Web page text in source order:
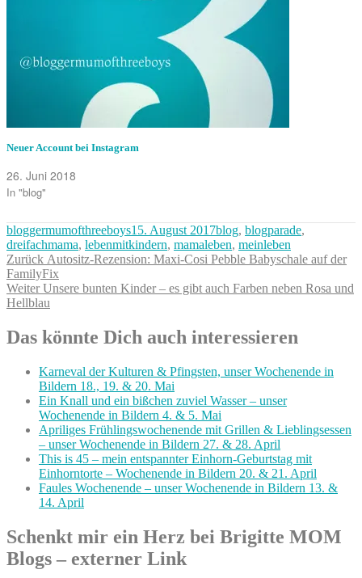
Neuer Account bei Instagram
26. Juni 2018
In "blog"
Autor
bloggermumofthreeboysVeröffentlicht
am
15. August 2017Kategorien
blog, blogparade,
dreifachmama, lebenmitkindern, mamaleben, meinleben
Beitragsnavigation
Zurück Vorheriger
Beitrag:
Autositz-Rezension: Maxi-Cosi Pebble Babyschale auf der
FamilyFix
Weiter Nächster
Beitrag:
Unsere bunten Kinder – es gibt auch Farben neben Rosa und
Hellblau
Das könnte Dich auch interessieren
Karneval der Kulturen & Pfingsten, unser Wochenende in
Bildern 18., 19. & 20. Mai
Ein Knall und ein bißchen zuviel Wasser – unser
Wochenende in Bildern 4. & 5. Mai
Apriliges Frühlingswochenende mit Grillen & Lieblingsessen
– unser Wochenende in Bildern 27. & 28. April
This is 45 – mein entspannter Einhorn-Geburtstag mit
Einhorntorte – Wochenende in Bildern 20. & 21. April
Faules Wochenende – unser Wochenende in Bildern 13. &
14. April
Schenkt mir ein Herz bei Brigitte MOM
Blogs – externer Link